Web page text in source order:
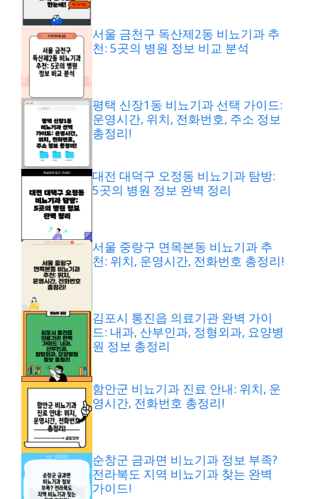
서울 금천구 독산제2동 비뇨기과 추
천: 5곳의 병원 정보 비교 분석
평택 신장1동 비뇨기과 선택 가이드:
운영시간, 위치, 전화번호, 주소 정보
총정리!
대전 대덕구 오정동 비뇨기과 탐방:
5곳의 병원 정보 완벽 정리
서울 중랑구 면목본동 비뇨기과 추
천: 위치, 운영시간, 전화번호 총정리!
김포시 통진읍 의료기관 완벽 가이
드: 내과, 산부인과, 정형외과, 요양병
원 정보 총정리
함안군 비뇨기과 진료 안내: 위치, 운
영시간, 전화번호 총정리!
순창군 금과면 비뇨기과 정보 부족?
전라북도 지역 비뇨기과 찾는 완벽
가이드!